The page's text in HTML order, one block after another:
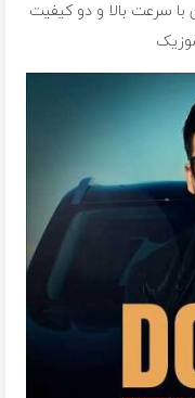
با سرعت بالا و دو کیفیت